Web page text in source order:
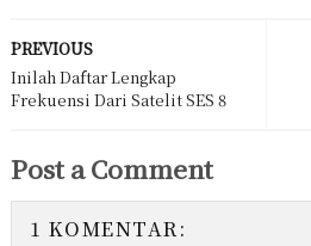
PREVIOUS
Inilah Daftar Lengkap
Frekuensi Dari Satelit SES 8
Post a Comment
1 KOMENTAR: